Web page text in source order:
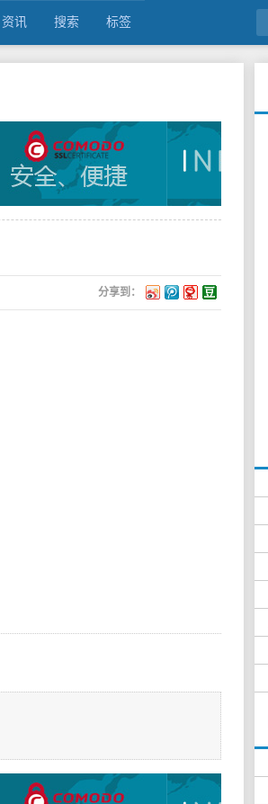
资讯 搜索 标签
分享到：